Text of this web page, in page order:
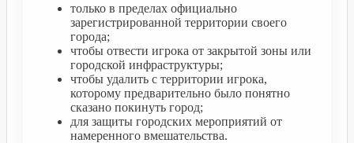
только в пределах официально
зарегистрированной территории своего
города;
чтобы отвести игрока от закрытой зоны или
городской инфраструктуры;
чтобы удалить с территории игрока,
которому предварительно было понятно
сказано покинуть город;
для защиты городских мероприятий от
намеренного вмешательства.